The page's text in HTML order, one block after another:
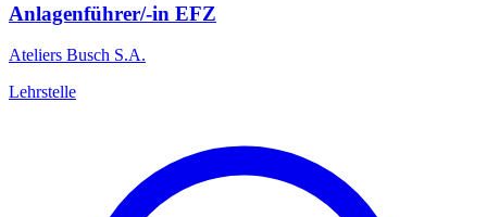
Anlagenführer/-in EFZ
Ateliers Busch S.A.
Lehrstelle